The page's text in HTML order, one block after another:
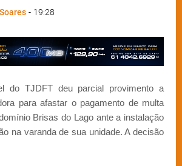
- 19:28
do TJDFT deu parcial provimento a
para afastar o pagamento de multa
Brisas do Lago ante a instalação
na varanda de sua unidade. A decisão